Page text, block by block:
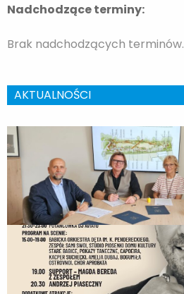
Nadchodzące terminy:
Brak nadchodzących terminów.
AKTUALNOŚCI